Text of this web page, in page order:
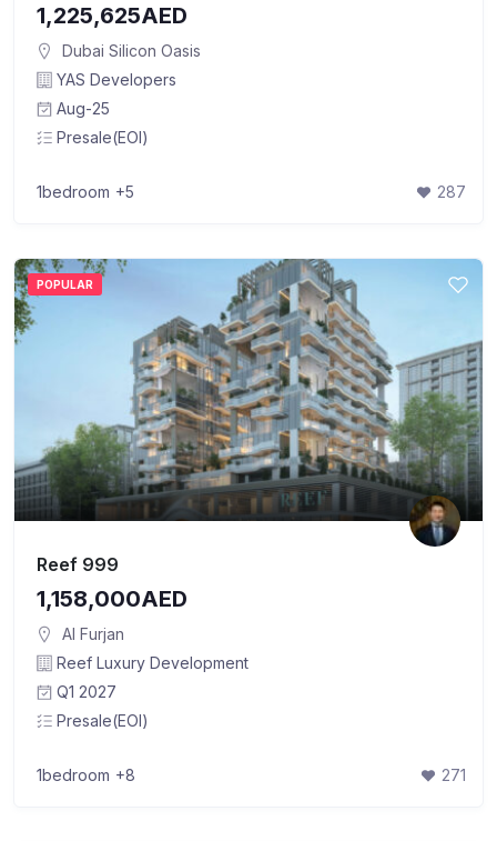
1,225,625AED
Dubai Silicon Oasis
YAS Developers
Aug-25
Presale(EOI)
1bedroom +5 287
POPULAR
Reef 999
1,158,000AED
Al Furjan
Reef Luxury Development
Q1 2027
Presale(EOI)
1bedroom +8 271